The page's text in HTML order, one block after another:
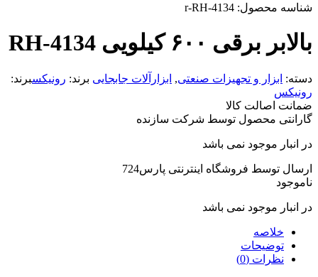
شناسه محصول: r-RH-4134
بالابر برقی ۶۰۰ کیلویی RH-4134
دسته: ابزار و تجهیزات صنعتی, ابزارآلات جابجایی برند: رونیکسبرند:
رونیکس
ضمانت اصالت کالا
گارانتی محصول توسط شرکت سازنده
در انبار موجود نمی باشد
ارسال توسط فروشگاه اینترنتی پارس724
ناموجود
در انبار موجود نمی باشد
خلاصه
توضیحات
نظرات (0)